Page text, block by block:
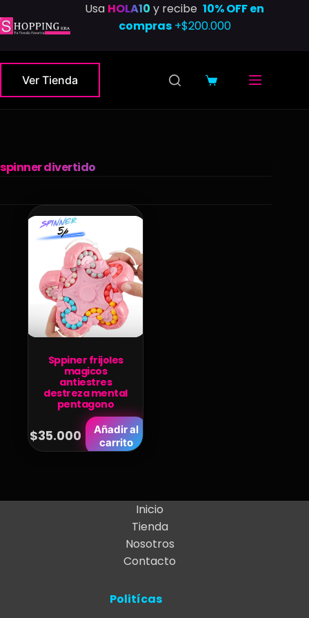
al
Usa HOLA10 y recibe10% OFF en
compras+$200.000
Ver Tienda
Carro
spinner divertido
Sppiner frijoles
magicos
antiestres
destreza mental
pentagono
$35.000
Añadir al
carrito
Inicio
Tienda
Nosotros
Contacto
Politícas